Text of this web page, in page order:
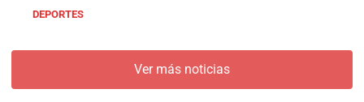
DEPORTES
Ver más noticias